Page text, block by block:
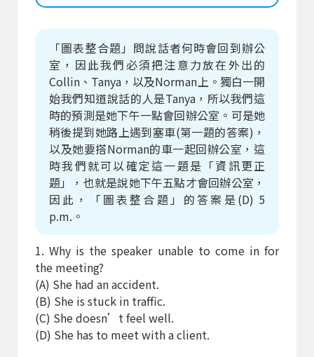
「圖表整合題」問說話者何時會回到辦公
室，因此我們必須把注意力放在外出的
Collin、Tanya，以及Norman上。獨白一開
始我們知道說話的人是Tanya，所以我們這
時的預測是她下午一點會回辦公室。可是她
稍後提到她路上遇到塞車(第一題的答案)，
以及她要搭Norman的車一起回辦公室，這
時我們就可以確定這一題是「資訊更正
題」，也就是說她下午五點才會回辦公室，
因此，「圖表整合題」的答案是(D) 5
p.m.。
1. Why is the speaker unable to come in for
the meeting?
(A) She had an accident.
(B) She is stuck in traffic.
(C) She doesn’t feel well.
(D) She has to meet with a client.